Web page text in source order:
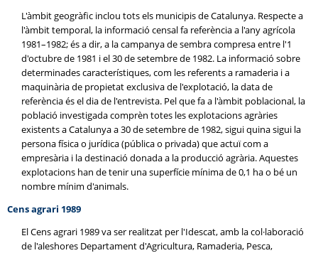
L'àmbit geogràfic inclou tots els municipis de Catalunya. Respecte a
l'àmbit temporal, la informació censal fa referència a l'any agrícola
1981–1982; és a dir, a la campanya de sembra compresa entre l'1
d'octubre de 1981 i el 30 de setembre de 1982. La informació sobre
determinades característiques, com les referents a ramaderia i a
maquinària de propietat exclusiva de l'explotació, la data de
referència és el dia de l'entrevista. Pel que fa a l'àmbit poblacional, la
població investigada comprèn totes les explotacions agràries
existents a Catalunya a 30 de setembre de 1982, sigui quina sigui la
persona física o jurídica (pública o privada) que actuï com a
empresària i la destinació donada a la producció agrària. Aquestes
explotacions han de tenir una superfície mínima de 0,1 ha o bé un
nombre mínim d'animals.
Cens agrari 1989
El Cens agrari 1989 va ser realitzat per l'Idescat, amb la col·laboració
de l'aleshores Departament d'Agricultura, Ramaderia, Pesca,